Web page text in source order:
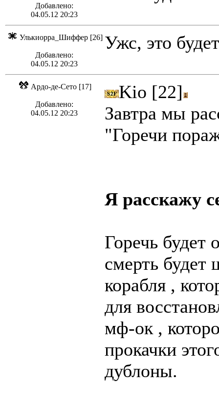
Добавлено:
04.05.12 20:23
Улькиорра_Шиффер [26]
Добавлено:
04.05.12 20:23
Ужс, это
Ардо-де-Сето [17]
Добавлено:
04.05.12 20:23
Kio [22]
Завтра мы
"Горечи
Я расскажу
Горечь будет
смерть будет
корабля ,
для
мф-ок ,
прокачки
дублоны.